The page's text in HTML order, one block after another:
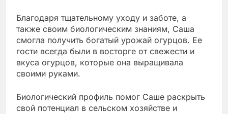
Благодаря тщательному уходу и заботе, а
также своим биологическим знаниям, Саша
смогла получить богатый урожай огурцов. Ее
гости всегда были в восторге от свежести и
вкуса огурцов, которые она выращивала
своими руками.
Биологический профиль помог Саше раскрыть
свой потенциал в сельском хозяйстве и